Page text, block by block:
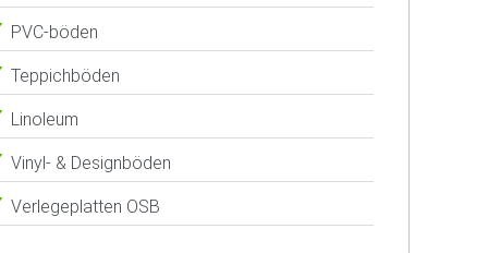
PVC-böden
Teppichböden
Linoleum
Vinyl- & Designböden
Verlegeplatten OSB